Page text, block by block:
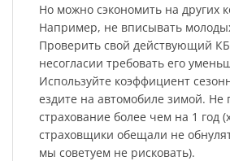
Но можно сэкономить на других
Например, не вписывать
Проверить свой действующий
несогласии требовать его
Используйте коэффициент
ездите на автомобиле зимой. Не
страхование более чем на 1 год
страховщики обещали не
мы советуем не рисковать).